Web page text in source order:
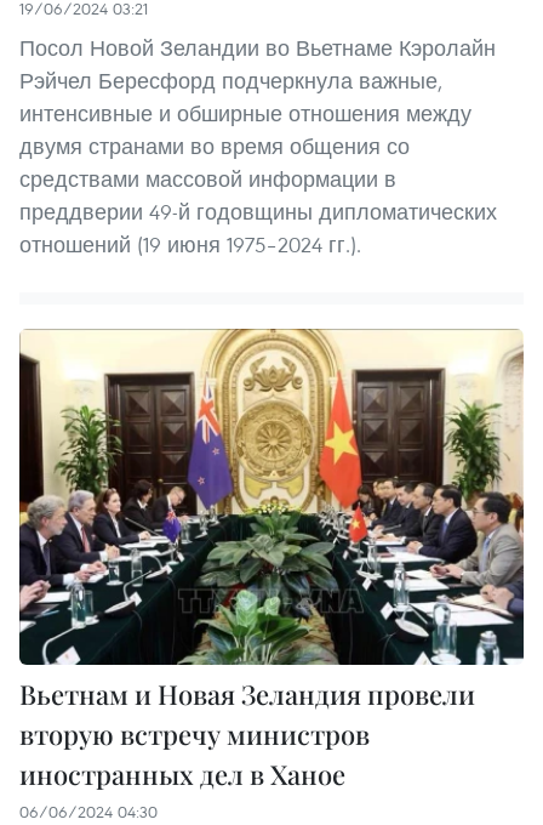
19/06/2024 03:21
Посол Новой Зеландии во Вьетнаме Кэролайн
Рэйчел Бересфорд подчеркнула важные,
интенсивные и обширные отношения между
двумя странами во время общения со
средствами массовой информации в
преддверии 49-й годовщины дипломатических
отношений (19 июня 1975–2024 гг.).
Вьетнам и Новая Зеландия провели
вторую встречу министров
иностранных дел в Ханое
06/06/2024 04:30